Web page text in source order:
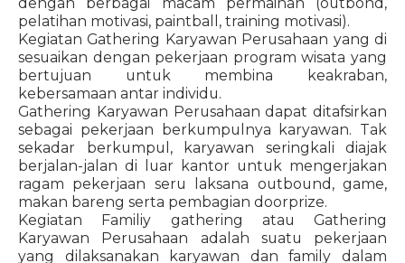
pelatihan motivasi, paintball, training motivasi).
Kegiatan Gathering Karyawan Perusahaan yang di
sesuaikan dengan pekerjaan program wisata yang
bertujuan untuk membina keakraban,
kebersamaan antar individu.
Gathering Karyawan Perusahaan dapat ditafsirkan
sebagai pekerjaan berkumpulnya karyawan. Tak
sekadar berkumpul, karyawan seringkali diajak
berjalan-jalan di luar kantor untuk mengerjakan
ragam pekerjaan seru laksana outbound, game,
makan bareng serta pembagian doorprize.
Kegiatan Familiy gathering atau Gathering
Karyawan Perusahaan adalah suatu pekerjaan
yang dilaksanakan karyawan dan family dalam